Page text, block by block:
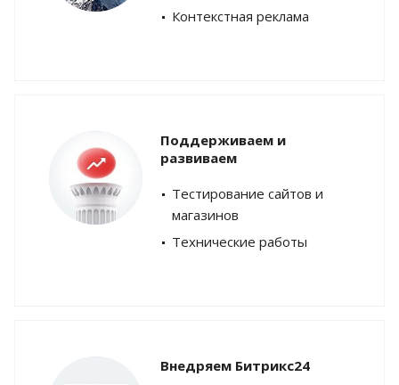
Контекстная реклама
Поддерживаем и
развиваем
Тестирование сайтов и
магазинов
Технические работы
Внедряем Битрикс24